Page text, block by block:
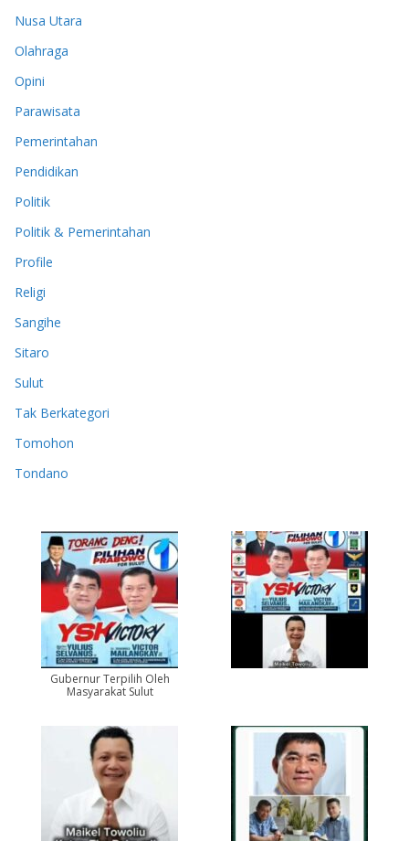
Nusa Utara
Olahraga
Opini
Parawisata
Pemerintahan
Pendidikan
Politik
Politik & Pemerintahan
Profile
Religi
Sangihe
Sitaro
Sulut
Tak Berkategori
Tomohon
Tondano
Gubernur Terpilih Oleh
Masyarakat Sulut